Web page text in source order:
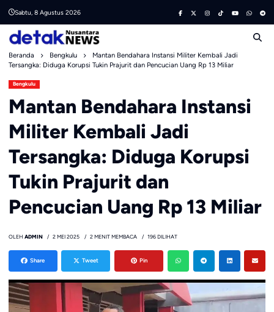
content
Sabtu, 8 Agustus 2026
Beranda Bengkulu
Mantan Bendahara Instansi Militer Kembali Jadi
Tersangka: Diduga Korupsi Tukin Prajurit dan Pencucian Uang Rp 13 Miliar
Bengkulu
Mantan Bendahara Instansi
Militer Kembali Jadi
Tersangka: Diduga Korupsi
Tukin Prajurit dan
Pencucian Uang Rp 13 Miliar
OLEH ADMIN 2 MEI 2025 2 MENIT MEMBACA 196 DILIHAT
Share Tweet Pin